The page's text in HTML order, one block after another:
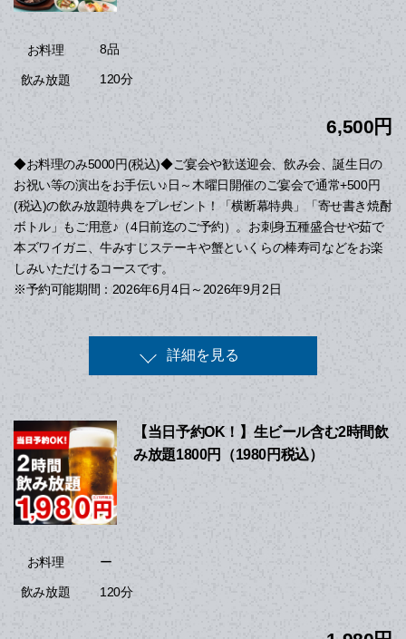
お料理 8品
飲み放題 120分
6,500円
◆お料理のみ5000円(税込)◆ご宴会や歓送迎会、飲み会、誕生日の
お祝い等の演出をお手伝い♪日～木曜日開催のご宴会で通常+500円
(税込)の飲み放題特典をプレゼント！「横断幕特典」「寄せ書き焼酎
ボトル」もご用意♪（4日前迄のご予約）。お刺身五種盛合せや茹で
本ズワイガニ、牛みすじステーキや蟹といくらの棒寿司などをお楽
しみいただけるコースです。
※予約可能期間：2026年6月4日～2026年9月2日
詳細を見る
【当日予約OK！】生ビール含む2時間飲
み放題1800円（1980円税込）
お料理 ー
飲み放題 120分